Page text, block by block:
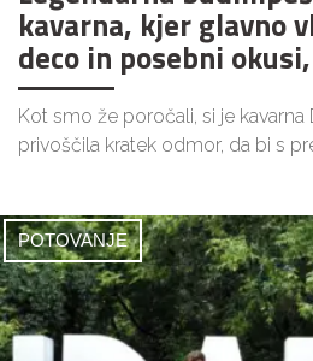
kavarna, kjer glavno
deco in posebni
Kot smo že poročali, si je
privoščila kratek odmor, da bi s
POTOVANJE